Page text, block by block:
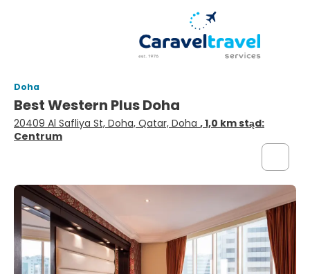
Doha
Best Western Plus Doha
20409 Al Safliya St, Doha, Qatar, Doha , 1,0 km stąd:
Centrum